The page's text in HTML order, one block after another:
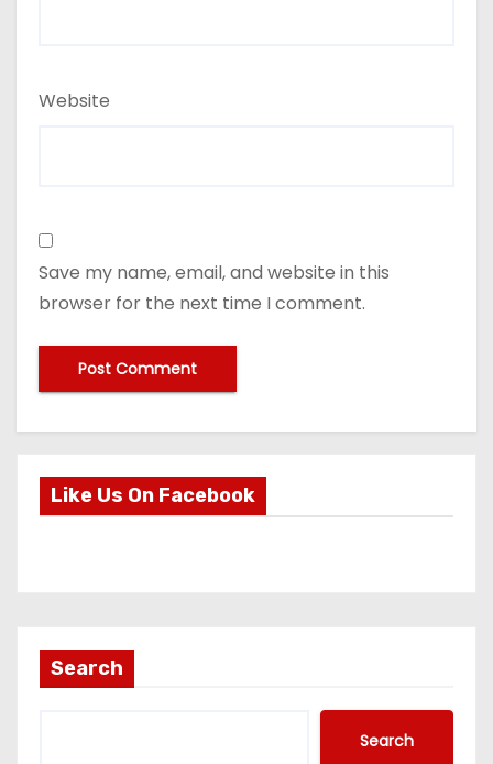
Website
Save my name, email, and website in this
browser for the next time I comment.
Like Us On Facebook
Search
Search